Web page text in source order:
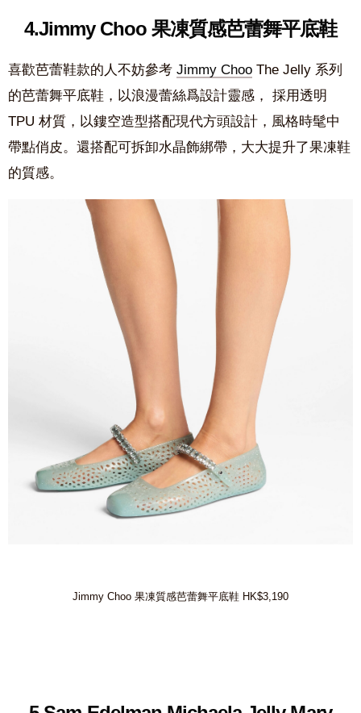
4.Jimmy Choo 果凍質感芭蕾舞平底鞋
喜歡芭蕾鞋款的人不妨參考 Jimmy Choo The Jelly 系列
的芭蕾舞平底鞋，以浪漫蕾絲爲設計靈感， 採用透明
TPU 材質，以鏤空造型搭配現代方頭設計，風格時髦中
帶點俏皮。還搭配可拆卸水晶飾綁帶，大大提升了果凍鞋
的質感。
Jimmy Choo 果凍質感芭蕾舞平底鞋 HK$3,190